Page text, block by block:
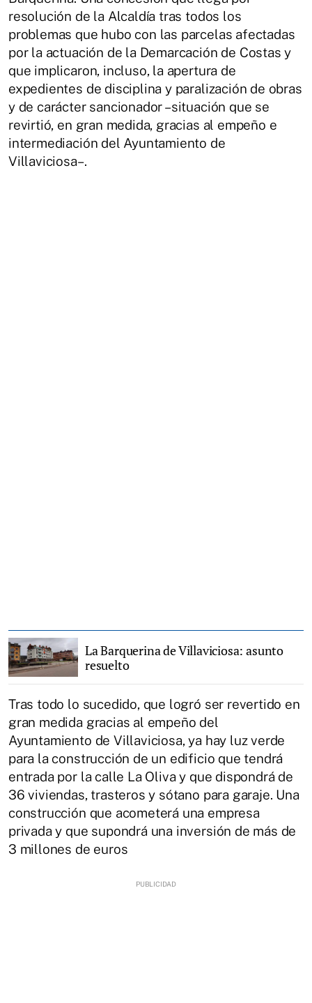
resolución de la Alcaldía tras todos los
problemas que hubo con las parcelas afectadas
por la actuación de la Demarcación de Costas y
que implicaron, incluso, la apertura de
expedientes de disciplina y paralización de obras
y de carácter sancionador –situación que se
revirtió, en gran medida, gracias al empeño e
intermediación del Ayuntamiento de
Villaviciosa–.
La Barquerina de Villaviciosa: asunto
resuelto
Tras todo lo sucedido, que logró ser revertido en
gran medida gracias al empeño del
Ayuntamiento de Villaviciosa, ya hay luz verde
para la construcción de un edificio que tendrá
entrada por la calle La Oliva y que dispondrá de
36 viviendas, trasteros y sótano para garaje. Una
construcción que acometerá una empresa
privada y que supondrá una inversión de más de
3 millones de euros